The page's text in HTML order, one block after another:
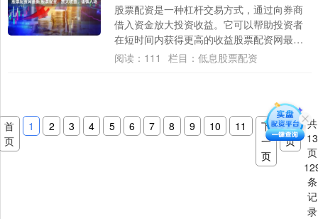
股票配资是一种杠杆交易方式，通过向券商
借入资金放大投资收益。它可以帮助投资者
在短时间内获得更高的收益股票配资网最
新，但同时也伴随着更高的风险。 炒股配资
阅读： 111 栏目： 低息股票配资
首
页
1 2 3 4 5 6 7 8 9 10 11
下
一
页
末
页
共
13
页
条
记
录